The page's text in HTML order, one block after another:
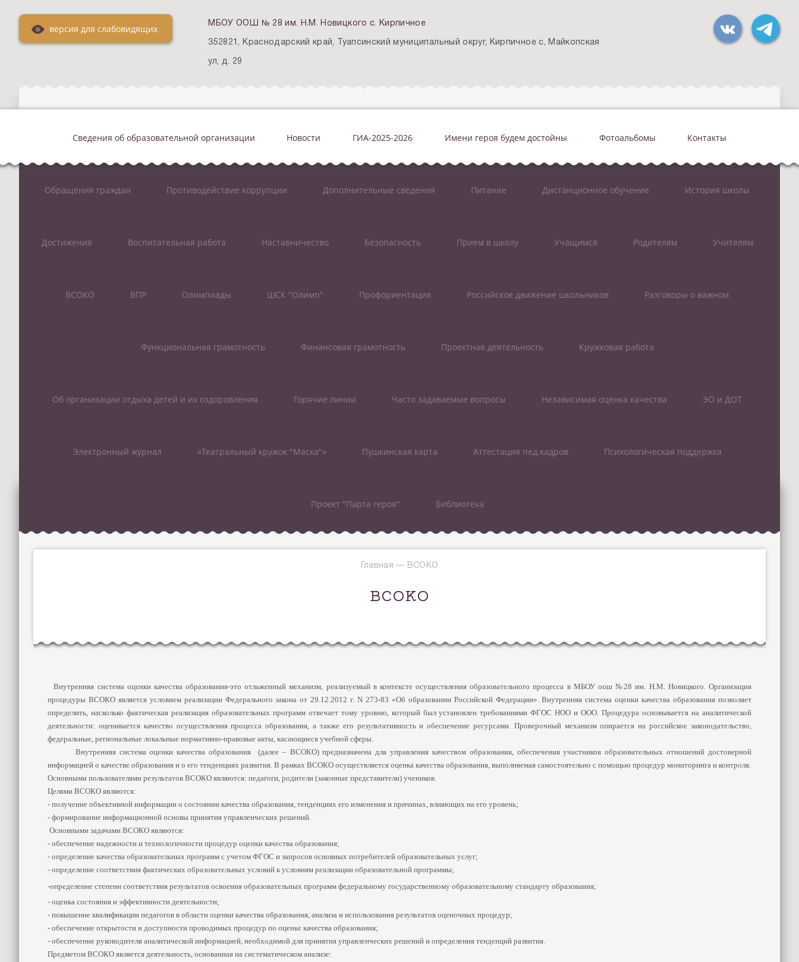
версия для слабовидящих МБОУ ООШ № 28 им. Н.М. Новицкого с. Кирпичное
352821, Краснодарский край, Туапсинский муниципальный округ, Кирпичное с, Майкопская
ул, д. 29
Сведения об образовательной организации Новости ГИА-2025-2026 Имени героя будем достойны Фотоальбомы Контакты
Обращения граждан Противодействие коррупции Дополнительные сведения Питание Дистанционное обучение История школы
Достижения Воспитательная работа Наставничество Безопасность Прием в школу Учащимся Родителям Учителям
ВСОКО ВПР Олимпиады ШСК "Олимп" Профориентация Российское движение школьников Разговоры о важном
Функциональная грамотность Финансовая грамотность Проектная деятельность Кружковая работа
Об организации отдыха детей и их оздоровления Горячие линии Часто задаваемые вопросы Независимая оценка качества ЭО и ДОТ
Электронный журнал «Театральный кружок "Маска"» Пушкинская карта Аттестация пед.кадров Психологическая поддержка
Проект "Парта героя" Библиотека
Главная— ВСОКО
ВСОКО
Внутренняя система оценки качества образования-это отлаженный механизм, реализуемый в контексте осуществления образовательного процесса в МБОУ оош №28 им. Н.М. Новицкого. Организация
процедуры ВСОКО является условием реализации Федерального закона от 29.12.2012 г. N 273-83 «Об образовании Российской Федерации». Внутренняя система оценки качества образования позволяет
определить, насколько фактическая реализация образовательных программ отвечает тому уровню, который был установлен требованиями ФГОС НОО и ООО. Процедура основывается на аналитической
деятельности: оценивается качество осуществления процесса образования, а также его результативность и обеспечение ресурсами. Проверочный механизм опирается на российское законодательство,
федеральные, региональные локальные нормативно-правовые акты, касающиеся учебной сферы.
Внутренняя система оценки качества образования (далее – ВСОКО) предназначена для управления качеством образования, обеспечения участников образовательных отношений достоверной
информацией о качестве образования и о его тенденциях развития. В рамках ВСОКО осуществляется оценка качества образования, выполняемая самостоятельно с помощью процедур мониторинга и контроля.
Основными пользователями результатов ВСОКО являются: педагоги, родители (законные представители) учеников.
Целями ВСОКО являются:
- получение объективной информации о состоянии качества образования, тенденциях его изменения и причинах, влияющих на его уровень;
- формирование информационной основы принятия управленческих решений.
Основными задачами ВСОКО являются:
- обеспечение надежности и технологичности процедур оценки качества образования;
- определение качества образовательных программ с учетом ФГОС и запросов основных потребителей образовательных услуг;
- определение соответствия фактических образовательных условий к условиям реализации образовательной программы;
-определение степени соответствия результатов освоения образовательных программ федеральному государственному образовательному стандарту образования;
- оценка состояния и эффективности деятельности;
- повышение квалификации педагогов в области оценки качества образования, анализа и использования результатов оценочных процедур;
- обеспечение открытости и доступности проводимых процедур по оценке качества образования;
- обеспечение руководителя аналитической информацией, необходимой для принятия управленческих решений и определения тенденций развития.
Предметом ВСОКО является деятельность, основанная на систематическом анализе: